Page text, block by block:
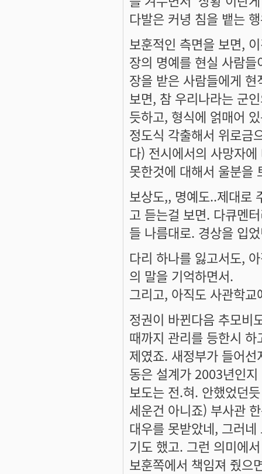
다발은 커녕 침을 뱉는
보훈적인 측면을 보면,
장의 명예를 현실 사람
장을 받은 사람들에게
보면, 참 우리나라는 군
듯하고, 형식에 얽매어
정도식 각출해서 위로금
다) 전시에서의 사망자
못한것에 대해서 울분을
보상도,, 명예도..제대로
고 듣는걸 보면. 다큐멘
들 나름대로. 경상을 입
다리 하나를 잃고서도,
의 말을 기억하면서.
그리고, 아직도 사관학
정권이 바뀐다음 추모비
때까지 관리를 등한시
제였죠. 새정부가 들어
동은 설계가 2003년인
보도는 전.혀. 안했었던
세운건 아니죠) 부사관
대우를 못받았네, 그러
기도 했고. 그런 의미에
보훈쪽에서 책임져 줬으